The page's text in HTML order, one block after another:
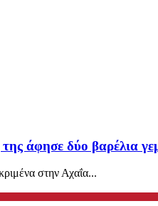
άφησε δύο βαρέλια
στην Αχαΐα...